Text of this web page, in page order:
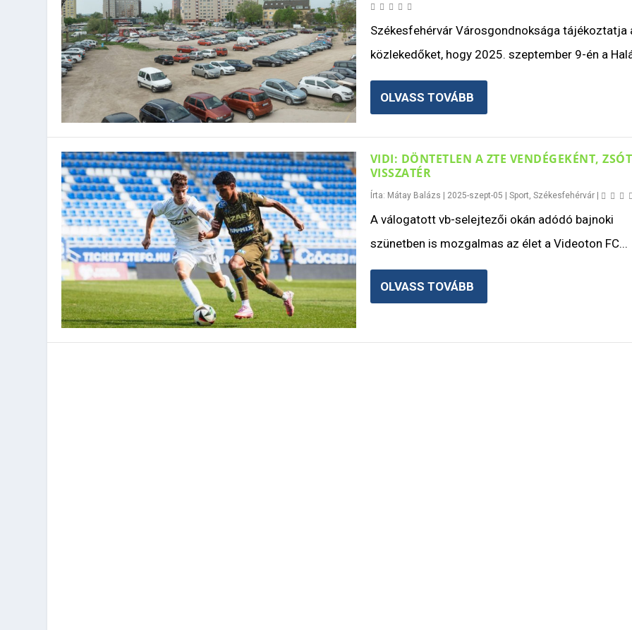
Székesfehérvár Városgondnoksága tájékoztatja
közlekedőket, hogy 2025. szeptember 9-én a
OLVASS TOVÁBB
VIDI: DÖNTETLEN A ZTE VENDÉGEKÉNT,
VISSZATÉR
Írta: Mátay Balázs | 2025-szept-05 | Sport Székesfehérvár|
A válogatott vb-selejtezői okán adódó bajnoki
szünetben is mozgalmas az élet a Videoton FC...
OLVASS TOVÁBB